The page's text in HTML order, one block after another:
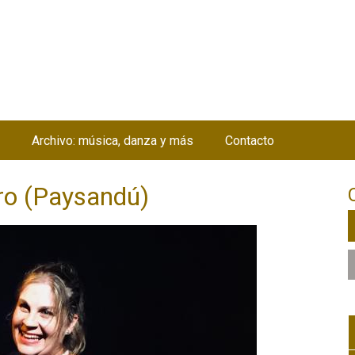
(Paysandú)
Archivo: música, danza y más Contacto